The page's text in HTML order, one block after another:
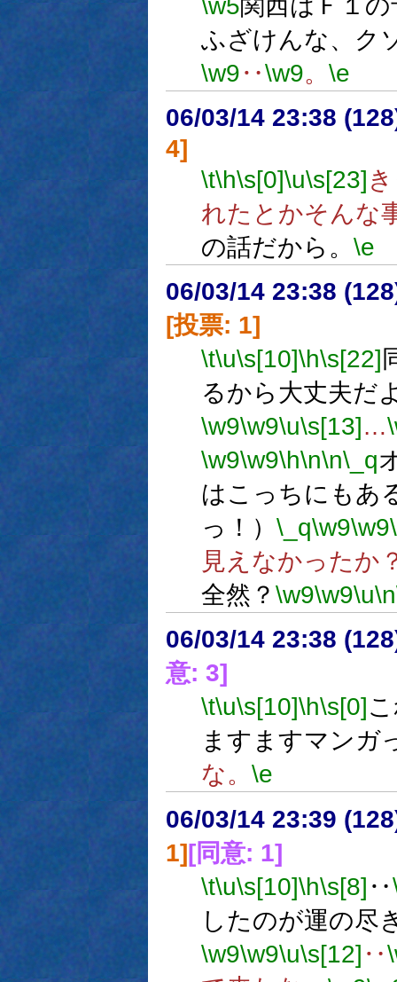
\w5関西はＦ１
ふざけんな、ク
\w9‥\w9。 \e
06/03/14 23:38
4]
\t\h\s[0]\u\s[23]
れたとかそんな
の話だから。 \e
06/03/14 23:38
[投票: 1]
\t\u\s[10]\h\s[22]
るから大丈夫だ
\w9\w9\u\s[13]…
\w9\w9\h\n\n\_q
はこっちにもあ
っ！） \_q\w9\w9
見えなかったか
全然？ \w9\w9\u\n
06/03/14 23:38
意: 3]
\t\u\s[10]\h\s[0]
ますますマンガ
な。 \e
06/03/14 23:39
1][同意: 1]
\t\u\s[10]\h\s[8] ‥
したのが運の尽
\w9\w9\u\s[12] ‥